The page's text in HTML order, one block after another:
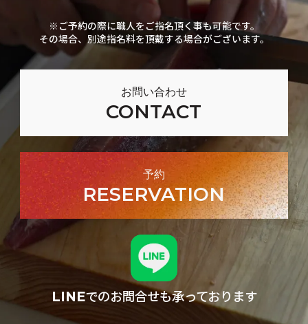
※ご予約の際に職人をご指名頂く事も可能です。
その場合、別途指名料を頂戴する場合がございます。
お問い合わせ
CONTACT
予約
RESERVATION
LINEでのお問合せも承っております